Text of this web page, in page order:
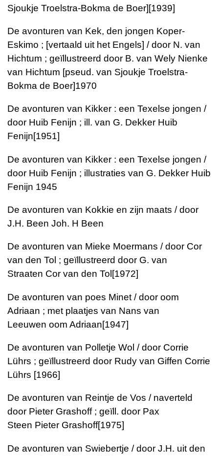
Sjoukje Troelstra-Bokma de Boer][1939]
De avonturen van Kek, den jongen Koper-
Eskimo ; [vertaald uit het Engels] / door N. van
Hichtum ; geïllustreerd door B. van Wely Nienke
van Hichtum [pseud. van Sjoukje Troelstra-
Bokma de Boer]1970
De avonturen van Kikker : een Texelse jongen /
door Huib Fenijn ; ill. van G. Dekker Huib
Fenijn[1951]
De avonturen van Kikker : een Texelse jongen /
door Huib Fenijn ; illustraties van G. Dekker Huib
Fenijn 1945
De avonturen van Kokkie en zijn maats / door
J.H. Been Joh. H Been
De avonturen van Mieke Moermans / door Cor
van den Tol ; geïllustreerd door G. van
Straaten Cor van den Tol [1972]
De avonturen van poes Minet / door oom
Adriaan ; met plaatjes van Nans van
Leeuwen oom Adriaan[1947]
De avonturen van Polletje Wol / door Corrie
Lührs ; geïllustreerd door Rudy van Giffen Corrie
Lührs [1966]
De avonturen van Reintje de Vos / naverteld
door Pieter Grashoff ; geïll. door Pax
Steen Pieter Grashoff[1975]
De avonturen van Swiebertje / door J.H. uit den